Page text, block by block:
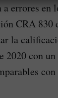
a errores
CRA
la
2020 con